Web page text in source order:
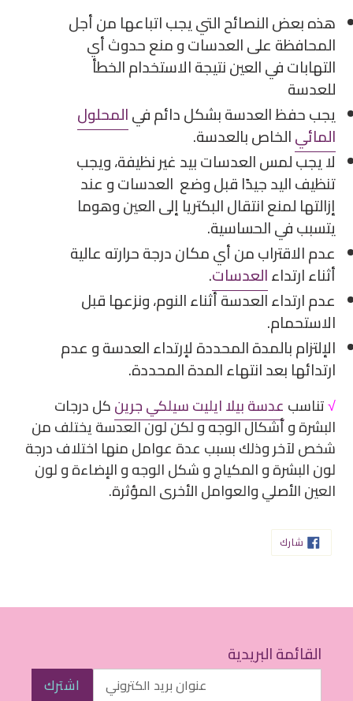
هذه بعض النصائح التي يجب اتباعها من أجل
المحافظة على العدسات و منع حدوث أي
التهابات في العين نتيجة الاستخدام الخطأ
للعدسة
يجب حفظ العدسة بشكل دائم فيالمحلول
المائيالخاص بالعدسة.
لا يجب لمس العدسات بيد غير نظيفة، ويجب
تنظيف اليد جيدًا قبل وضع العدسات و عند
إزالتها لمنع انتقال البكتريا إلى العين وهوما
يتسبب في الحساسية.
عدم الاقتراب من أي مكان درجة حرارته عالية
أثناء ارتداءالعدسات.
عدم ارتداء العدسة أثناء النوم، ونزعها قبل
الاستحمام.
الإلتزام بالمدة المحددة لإرتداء العدسة و عدم
ارتدائها بعد انتهاء المدة المحددة.
√تناسب عدسة بيلا ايليت سيلكي جرينكل درجات
البشرة و أشكال الوجه و لكن لون العدسة يختلف من
شخص لآخر وذلك بسبب عدة عوامل منها اختلاف درجة
لون البشرة و المكياج و شكل الوجه و الإضاءة و لون
العين الأصلي والعوامل الأخرى المؤثرة.
شاركشارك
على
الفيسبوك
القائمة البريدية
اشترك